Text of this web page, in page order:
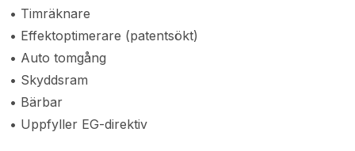
• Timräknare
• Effektoptimerare (patentsökt)
• Auto tomgång
• Skyddsram
• Bärbar
• Uppfyller EG-direktiv